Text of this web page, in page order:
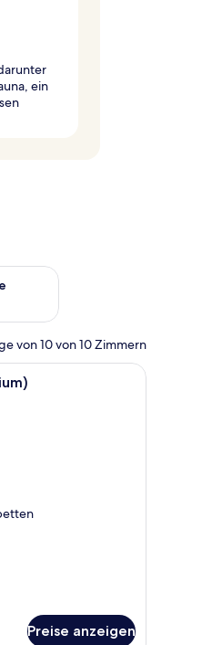
ein
nächstes Wochenende, Aug.
von 10 von 10 Zimmern
modernen Design.
Hotelzimmer mit Etagenbett,
Preise anzeigen